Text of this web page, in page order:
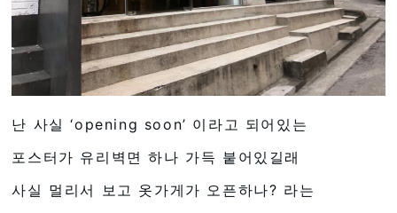
난 사실 ‘opening soon’ 이라고 되어있는
포스터가 유리벽면 하나 가득 붙어있길래
사실 멀리서 보고 옷가게가 오픈하나? 라는